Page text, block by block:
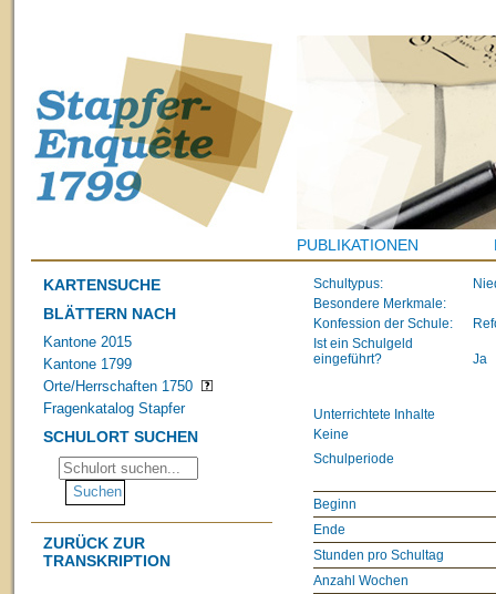
PUBLIKATIONEN
KARTENSUCHE
BLÄTTERN NACH
Kantone 2015
Kantone 1799
Orte/Herrschaften 1750
Fragenkatalog Stapfer
SCHULORT SUCHEN
ZURÜCK ZUR
TRANSKRIPTION
Schultypus:
Besondere Merkmale:
Konfession der Schule:
Ist ein Schulgeld
eingeführt?
Ja
Unterrichtete Inhalte
Keine
Schulperiode
Beginn
Ende
Stunden pro Schultag
Anzahl Wochen